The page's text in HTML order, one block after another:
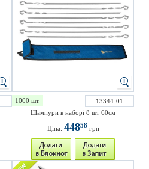
1000 шт.
13344-01
Шампури в наборі 8 шт 60см
Ціна: 44858грн